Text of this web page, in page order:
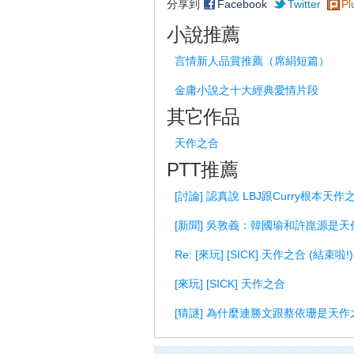
分享到 Facebook Twitter
小說推薦
言情新人品賞推薦（席絹短篇）
金庸小說之十大經典愛情片段
其它作品
天作之合
PTT推薦
[討論] 認真說 LBJ跟Curry根本天作
[新聞] 吳敦義：韓國瑜和許崑源是天
Re: [來玩] [SICK] 天作之合 (結束啦!)
[來玩] [SICK] 天作之合
[猜謎] 為什麼連勝文跟蔡依珊是天作